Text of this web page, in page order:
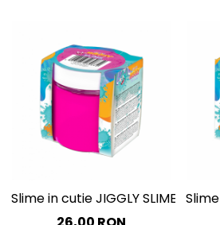
Slime in cutie JIGGLY SLIME – roz